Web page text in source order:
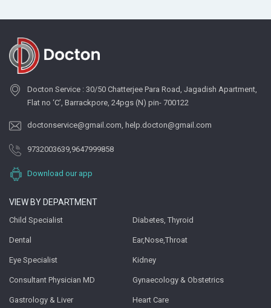
Docton Service : 30/50 Chatterjee Para Road, Jagadish Apartment,
Flat no ‘C’, Barrackpore, 24pgs (N) pin- 700122
doctonservice@gmail.com, help.docton@gmail.com
9732003639,9647999858
Download our app
VIEW BY DEPARTMENT
Child Specialist Diabetes, Thyroid
Dental Ear,Nose,Throat
Eye Specialist Kidney
Consultant Physician MD Gynaecology & Obstetrics
Gastrology & Liver Heart Care